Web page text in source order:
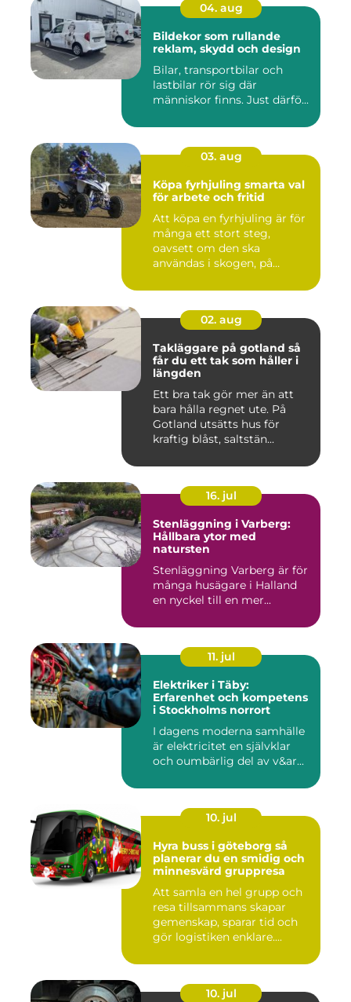
04. aug
Bildekor som rullande
reklam, skydd och design
Bilar, transportbilar och
lastbilar rör sig där
människor finns. Just därfö...
03. aug
Köpa fyrhjuling smarta val
för arbete och fritid
Att köpa en fyrhjuling är för
många ett stort steg,
oavsett om den ska
användas i skogen, på
02. aug
Takläggare på gotland så
får du ett tak som håller i
längden
Ett bra tak gör mer än att
bara hålla regnet ute. På
Gotland utsätts hus för
kraftig blåst, saltstän...
16. jul
Stenläggning i Varberg:
Hållbara ytor med
natursten
Stenläggning Varberg är för
många husägare i Halland
en nyckel till en mer...
11. jul
Elektriker i Täby:
Erfarenhet och kompetens
i Stockholms norrort
I dagens moderna samhälle
är elektricitet en självklar
och oumbärlig del av v&ar...
10. jul
Hyra buss i göteborg så
planerar du en smidig och
minnesvärd gruppresa
Att samla en hel grupp och
resa tillsammans skapar
gemenskap, sparar tid och
gör logistiken enklare....
10. jul